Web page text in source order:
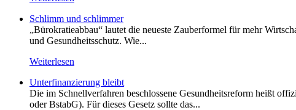
Schlimm und schlimmer
„Bürokratieabbau“ lautet die neueste Zauberformel für mehr
und Gesundheitsschutz. Wie...
Weiterlesen
Unterfinanzierung bleibt
Die im Schnellverfahren beschlossene Gesundheitsreform heißt
oder BstabG). Für dieses Gesetz sollte das...